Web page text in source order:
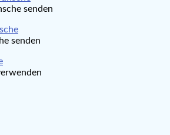
senden
senden